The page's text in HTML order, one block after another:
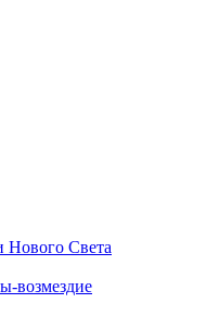
Нового Света
возмездие